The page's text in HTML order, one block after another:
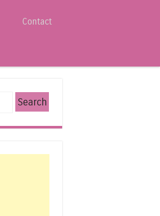
Contact